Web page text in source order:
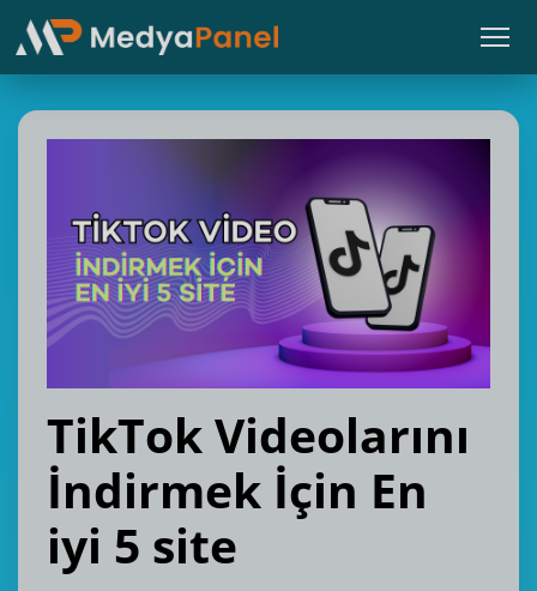
TikTok Videolarını
İndirmek İçin En
iyi 5 site